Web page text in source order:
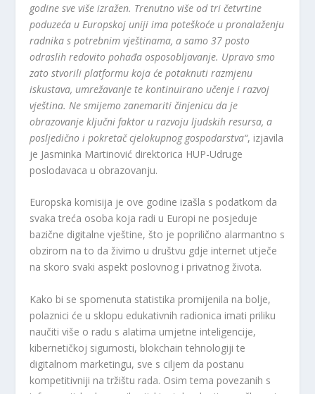
godine sve više izražen. Trenutno više od tri četvrtine
poduzeća u Europskoj uniji ima poteškoće u pronalaženju
radnika s potrebnim vještinama, a samo 37 posto
odraslih redovito pohađa osposobljavanje. Upravo smo
zato stvorili platformu koja će potaknuti razmjenu
iskustava, umrežavanje te kontinuirano učenje i razvoj
vještina. Ne smijemo zanemariti činjenicu da je
obrazovanje ključni faktor u razvoju ljudskih resursa, a
posljedično i pokretač cjelokupnog gospodarstva“, izjavila
je Jasminka Martinović direktorica HUP-Udruge
poslodavaca u obrazovanju.
Europska komisija je ove godine izašla s podatkom da
svaka treća osoba koja radi u Europi ne posjeduje
bazične digitalne vještine, što je poprilično alarmantno s
obzirom na to da živimo u društvu gdje internet utječe
na skoro svaki aspekt poslovnog i privatnog života.
Kako bi se spomenuta statistika promijenila na bolje,
polaznici će u sklopu edukativnih radionica imati priliku
naučiti više o radu s alatima umjetne inteligencije,
kibernetičkoj sigurnosti, blokchain tehnologiji te
digitalnom marketingu, sve s ciljem da postanu
kompetitivniji na tržištu rada. Osim tema povezanih s